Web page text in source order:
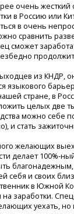
очень жесткий
в Россию или
в очень
сравнить
сможет
из КНДР,
языкового
стране, в
целых две
можно себе
и стать
желающих
делает 100%-
себя и своих
в Южной
на заработки.
уехать, но